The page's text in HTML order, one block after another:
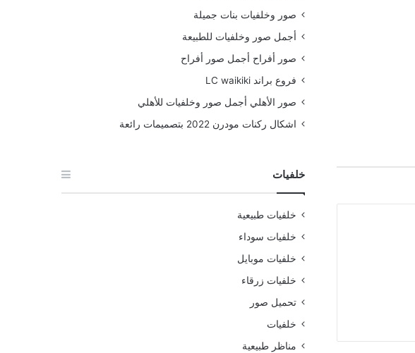
صور وخلفيات بنات جميلة
أجمل صور وخلفيات للطبيعة
صور أفراح أجمل صور أفراح
فروع براند LC waikiki
صور الأهلي أجمل صور وخلفيات للأهلي
اشكال ركنات مودرن 2022 بتصميمات رائعة
خلفيات
خلفيات طبيعية
خلفيات سوداء
خلفيات موبايل
خلفيات زرقاء
تحميل صور
خلفيات
مناظر طبيعية